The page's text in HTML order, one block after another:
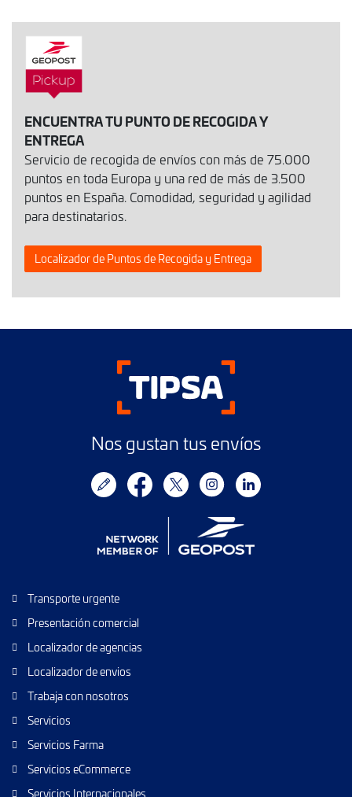
ENCUENTRA TU PUNTO DE RECOGIDA Y
ENTREGA
Servicio de recogida de envíos con más de 75.000
puntos en toda Europa y una red de más de 3.500
puntos en España. Comodidad, seguridad y agilidad
para destinatarios.
Localizador de Puntos de Recogida y Entrega
Nos gustan tus envíos
Transporte urgente
Presentación comercial
Localizador de agencias
Localizador de envios
Trabaja con nosotros
Servicios
Servicios Farma
Servicios eCommerce
Servicios Internacionales